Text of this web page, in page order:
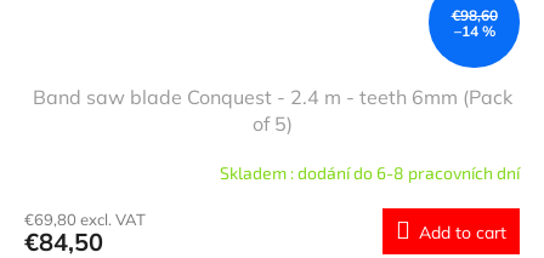
€98,60
–14 %
Band saw blade Conquest - 2.4 m - teeth 6mm (Pack
of 5)
Skladem : dodání do 6-8 pracovních dní
€69,80 excl. VAT
€84,50 Add to cart